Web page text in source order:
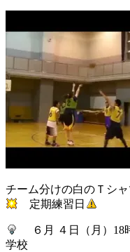
チーム分けの白のＴシ
定期練習日
６月 ４日（月）18
学校